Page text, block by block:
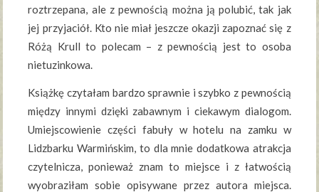
roztrzepana, ale z pewnością można ją polubić, tak jak
jej przyjaciół. Kto nie miał jeszcze okazji zapoznać się z
Różą Krull to polecam – z pewnością jest to osoba
nietuzinkowa.
Książkę czytałam bardzo sprawnie i szybko z pewnością
między innymi dzięki zabawnym i ciekawym dialogom.
Umiejscowienie części fabuły w hotelu na zamku w
Lidzbarku Warmińskim, to dla mnie dodatkowa atrakcja
czytelnicza, ponieważ znam to miejsce i z łatwością
wyobraziłam sobie opisywane przez autora miejsca.